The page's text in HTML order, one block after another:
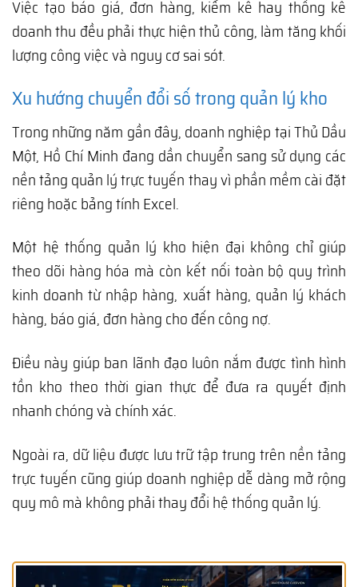
Việc tạo báo giá, đơn hàng, kiểm kê hay thống kê
doanh thu đều phải thực hiện thủ công, làm tăng khối
lượng công việc và nguy cơ sai sót.
Xu hướng chuyển đổi số trong quản lý kho
Trong những năm gần đây, doanh nghiệp tại Thủ Dầu
Một, Hồ Chí Minh đang dần chuyển sang sử dụng các
nền tảng quản lý trực tuyến thay vì phần mềm cài đặt
riêng hoặc bảng tính Excel.
Một hệ thống quản lý kho hiện đại không chỉ giúp
theo dõi hàng hóa mà còn kết nối toàn bộ quy trình
kinh doanh từ nhập hàng, xuất hàng, quản lý khách
hàng, báo giá, đơn hàng cho đến công nợ.
Điều này giúp ban lãnh đạo luôn nắm được tình hình
tồn kho theo thời gian thực để đưa ra quyết định
nhanh chóng và chính xác.
Ngoài ra, dữ liệu được lưu trữ tập trung trên nền tảng
trực tuyến cũng giúp doanh nghiệp dễ dàng mở rộng
quy mô mà không phải thay đổi hệ thống quản lý.